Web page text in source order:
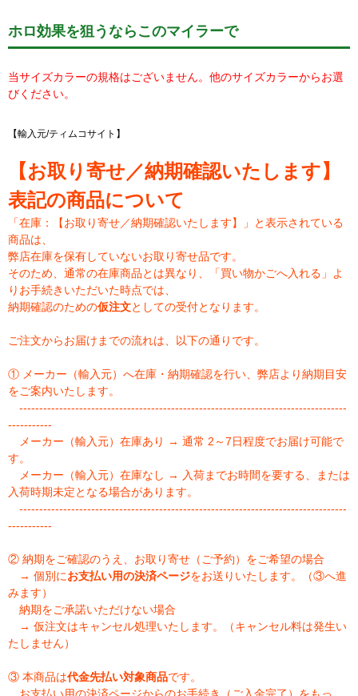
ホロ効果を狙うならこのマイラーで
当サイズカラーの規格はございません。他のサイズカラーからお選
びください。
【輸入元/ティムコサイト】
【お取り寄せ／納期確認いたします】
表記の商品について
「在庫：【お取り寄せ／納期確認いたします】」と表示されている
商品は、
弊店在庫を保有していないお取り寄せ品です。
そのため、通常の在庫商品とは異なり、「買い物かごへ入れる」よ
りお手続きいただいた時点では、
納期確認のための仮注文としての受付となります。
ご注文からお届けまでの流れは、以下の通りです。
① メーカー（輸入元）へ在庫・納期確認を行い、弊店より納期目安
をご案内いたします。
----------------------------------------------------------------------------------
-----------
メーカー（輸入元）在庫あり → 通常 2～7日程度でお届け可能で
す。
メーカー（輸入元）在庫なし → 入荷までお時間を要する、または
入荷時期未定となる場合があります。
----------------------------------------------------------------------------------
-----------
② 納期をご確認のうえ、お取り寄せ（ご予約）をご希望の場合
→ 個別にお支払い用の決済ページをお送りいたします。（③へ進
みます）
納期をご承諾いただけない場合
→ 仮注文はキャンセル処理いたします。（キャンセル料は発生い
たしません）
③ 本商品は代金先払い対象商品です。